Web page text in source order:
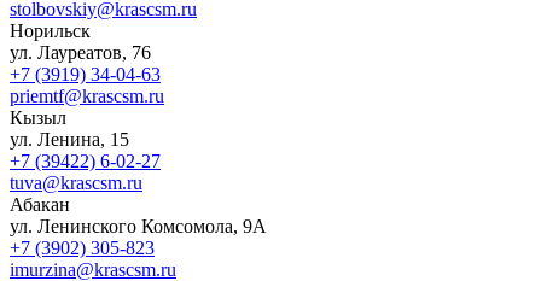
stolbovskiy@krascsm.ru
Норильск
ул. Лауреатов, 76
+7 (3919) 34-04-63
priemtf@krascsm.ru
Кызыл
ул. Ленина, 15
+7 (39422) 6-02-27
tuva@krascsm.ru
Абакан
ул. Ленинского Комсомола, 9А
+7 (3902) 305-823
imurzina@krascsm.ru